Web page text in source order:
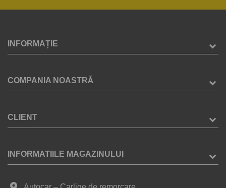
INFORMAȚIE
COMPANIA NOASTRĂ
CLIENT
INFORMATIILE MAGAZINULUI